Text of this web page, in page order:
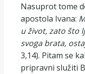
Nasuprot tome
apostola Ivana: M
u život, zato što
svoga brata,
3,14). Pitam se
pripravni služiti